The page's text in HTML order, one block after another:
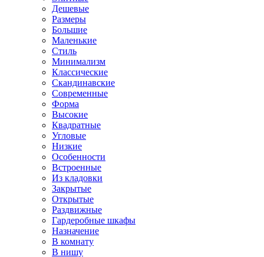
Дешевые
Размеры
Большие
Маленькие
Стиль
Минимализм
Классические
Скандинавские
Современные
Форма
Высокие
Квадратные
Угловые
Низкие
Особенности
Встроенные
Из кладовки
Закрытые
Открытые
Раздвижные
Гардеробные шкафы
Назначение
В комнату
В нишу